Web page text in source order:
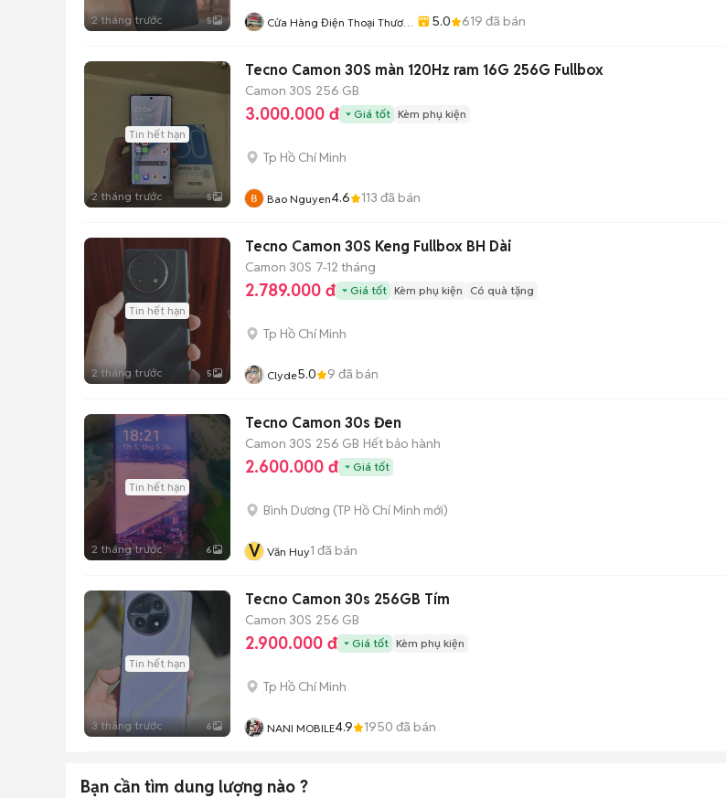
2 tháng trước 5
Cửa Hàng Điện Thoại Thương
5.0 619 đã bán
Tin hết hạn
2 tháng trước 5
Tecno Camon 30S màn 120Hz ram 16G 256G Fullbox
Camon 30S 256 GB
3.000.000 đ Giá tốt Kèm phụ kiện
Tp Hồ Chí Minh
Bao Nguyen4.6 113 đã bán
Tin hết hạn
2 tháng trước 5
Tecno Camon 30S Keng Fullbox BH Dài
Camon 30S 7-12 tháng
2.789.000 đ Giá tốt Kèm phụ kiện Có quà tặng
Tp Hồ Chí Minh
Clyde5.0 9 đã bán
Tin hết hạn
2 tháng trước 6
Tecno Camon 30s Đen
Camon 30S 256 GB Hết bảo hành
2.600.000 đ Giá tốt
Bình Dương (TP Hồ Chí Minh mới)
V Văn Huy1 đã bán
Tin hết hạn
3 tháng trước 6
Tecno Camon 30s 256GB Tím
Camon 30S 256 GB
2.900.000 đ Giá tốt Kèm phụ kiện
Tp Hồ Chí Minh
NANI MOBILE4.9 1950 đã bán
Bạn cần tìm dung lượng nào ?